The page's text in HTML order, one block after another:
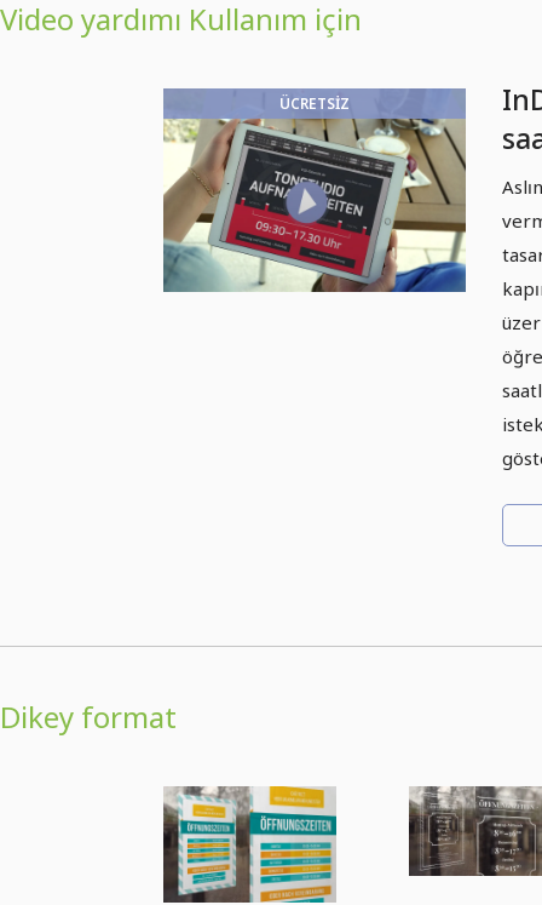
Video yardımı Kullanım için
ÜCRETSIZ
Dikey format